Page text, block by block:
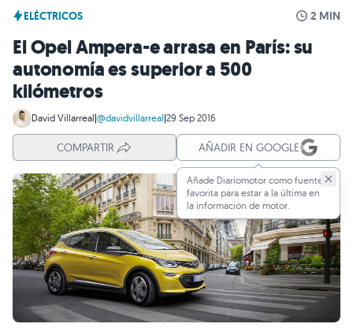
ELÉCTRICOS 2 MIN
El Opel Ampera-e arrasa en París: su
autonomía es superior a 500
kilómetros
David Villarreal|@davidvillarreal|29 Sep 2016
COMPARTIR AÑADIR EN GOOGLE
Añade Diariomotor como fuente
favorita para estar a la última en
la información de motor.